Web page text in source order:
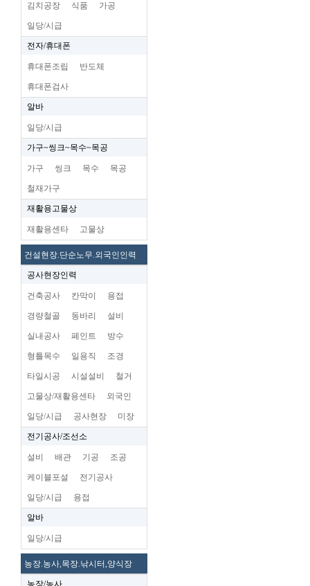
김치공장 식품 가공
일당/시급
전자/휴대폰
휴대폰조립 반도체
휴대폰검사
알바
일당/시급
가구~씽크~목수~목공
가구 씽크 목수 목공
철재가구
재활용고물상
재활용센타 고물상
건설현장.단순노무.외국인인력
공사현장인력
건축공사 칸막이 용접
경량철골 동바리 설비
실내공사 페인트 방수
형틀목수 일용직 조경
타일시공 시설설비 철거
고물상/재활용센타 외국인
일당/시급 공사현장 미장
전기공사/조선소
설비 배관 기공 조공
케이블포설 전기공사
일당/시급 용접
알바
일당/시급
농장.농사,목장.낚시터,양식장
농장/농사